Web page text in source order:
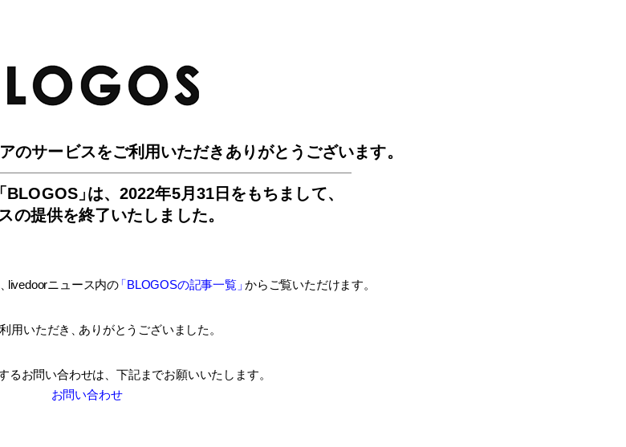
のサービスをご利用いただきありがとうございます。
BLOGOS」は、2022年5月31日をもちまして、
の提供を終了いたしました。
livedoorニュース内の「BLOGOSの記事一覧」 からご覧いただけます。
用いただき ありがとうございました。
るお問い合わせは、 下記までお願いいたします。
お問い合わせ